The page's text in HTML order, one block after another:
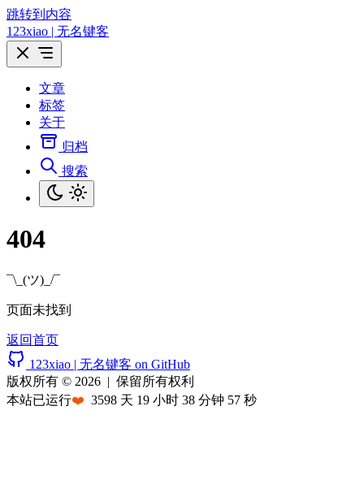
跳转到内容
123xiao | 无名键客
文章
标签
关于
归档
搜索
404
¯\_(ツ)_/¯
页面未找到
返回首页
123xiao | 无名键客 on GitHub
版权所有 © 2026 | 保留所有权利
本站已运行❤️ 3598 天 19 小时 38 分钟 57 秒